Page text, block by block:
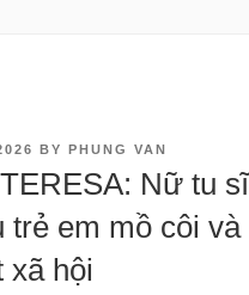
BY PHUNG VAN
Nữ tu
trẻ em mồ côi
xã hội